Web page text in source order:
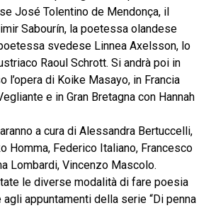
José Tolentino de Mendonça, il
Sabourín, la poetessa olandese
svedese Linnea Axelsson, lo
Raoul Schrott. Si andrà poi in
l’opera di Koike Masayo, in Francia
e in Gran Bretagna con Hannah
a cura di Alessandra Bertuccelli,
Homma, Federico Italiano, Francesco
Lombardi, Vincenzo Mascolo.
le diverse modalità di fare poesia
appuntamenti della serie “Di penna